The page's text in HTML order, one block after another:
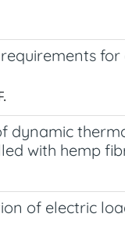
with hemp
of electric